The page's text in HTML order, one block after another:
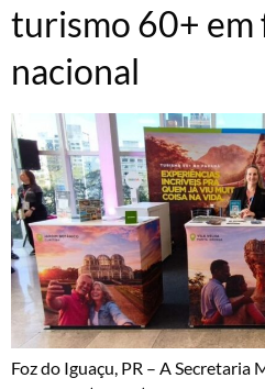
turismo 60+ em
nacional
Foz do Iguaçu, PR – A Secretaria